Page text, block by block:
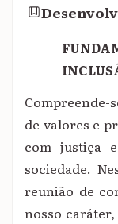
de valores e
com justiça
sociedade.
reunião de
nosso